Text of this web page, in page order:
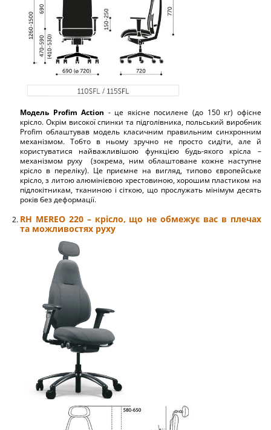
Модель Profim Action - це якісне посилене (до 150 кг) офісне
крісло. Окрім високої спинки та підголівника, польський виробник
Profim облаштував модель класичним правильним синхронним
механізмом. Тобто в ньому зручно не просто сидіти, але й
користуватися найважливішою функцією будь-якого крісла –
механізмом руху (зокрема, ним облаштоване кожне наступне
крісло в переліку). Це приємне на вигляд, типово європейське
крісло, з литою алюмінієвою хрестовиною, хорошим пластиком на
підлокітникам, тканиною і сіткою, що прослужать мінімум десять
років без деформації.
RH MEREO 220– крісло, що не обмежує вас в плечах
та можливостях руху